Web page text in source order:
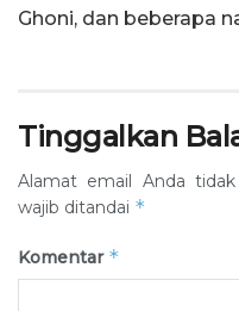
Ghoni, dan beberapa
Tinggalkan
Alamat email Anda tidak
wajib ditandai *
Komentar *